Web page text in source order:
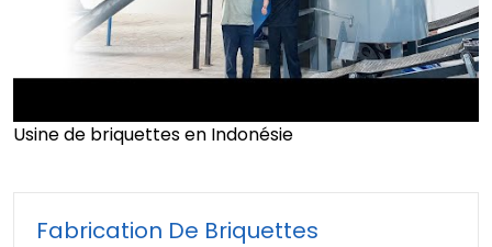
Usine de briquettes en Indonésie
Fabrication De Briquettes